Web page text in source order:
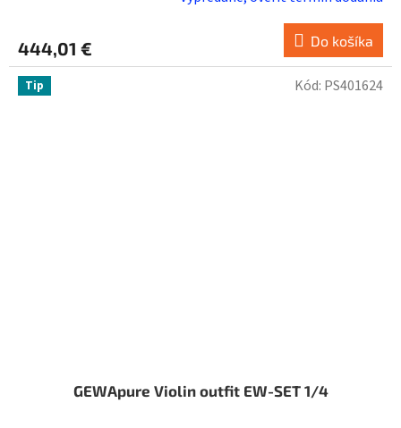
444,01 € Do košíka
Tip
GEWApure Violin outfit EW-SET 1/4
Kód: PS401624